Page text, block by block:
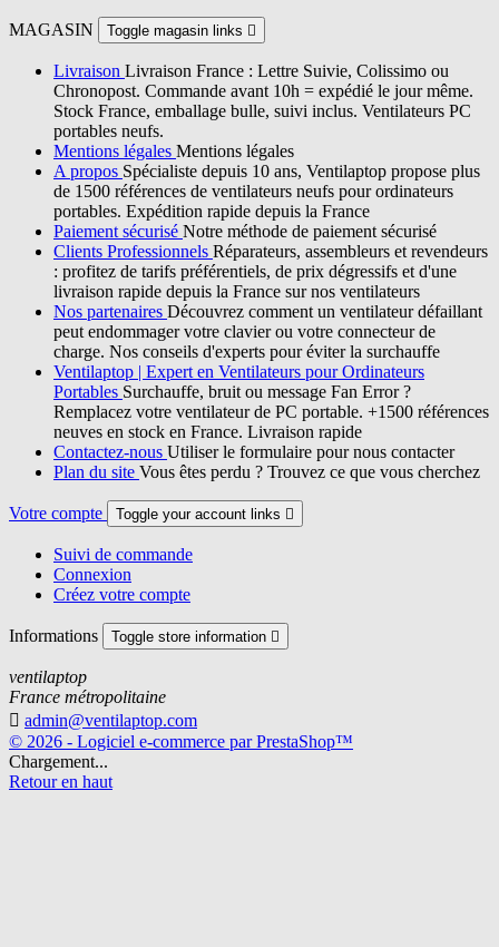
MAGASIN Toggle magasin links 
Livraison Livraison France : Lettre Suivie, Colissimo ou
Chronopost. Commande avant 10h = expédié le jour même.
Stock France, emballage bulle, suivi inclus. Ventilateurs PC
portables neufs.
Mentions légales Mentions légales
A propos Spécialiste depuis 10 ans, Ventilaptop propose plus
de 1500 références de ventilateurs neufs pour ordinateurs
portables. Expédition rapide depuis la France
Paiement sécurisé Notre méthode de paiement sécurisé
Clients Professionnels Réparateurs, assembleurs et revendeurs
: profitez de tarifs préférentiels, de prix dégressifs et d'une
livraison rapide depuis la France sur nos ventilateurs
Nos partenaires Découvrez comment un ventilateur défaillant
peut endommager votre clavier ou votre connecteur de
charge. Nos conseils d'experts pour éviter la surchauffe
Ventilaptop | Expert en Ventilateurs pour Ordinateurs
Portables Surchauffe, bruit ou message Fan Error ?
Remplacez votre ventilateur de PC portable. +1500 références
neuves en stock en France. Livraison rapide
Contactez-nous Utiliser le formulaire pour nous contacter
Plan du site Vous êtes perdu ? Trouvez ce que vous cherchez
Votre compte Toggle your account links 
Suivi de commande
Connexion
Créez votre compte
Informations Toggle store information 
ventilaptop
France métropolitaine
 admin@ventilaptop.com
© 2026 - Logiciel e-commerce par PrestaShop™
Chargement...
Retour en haut